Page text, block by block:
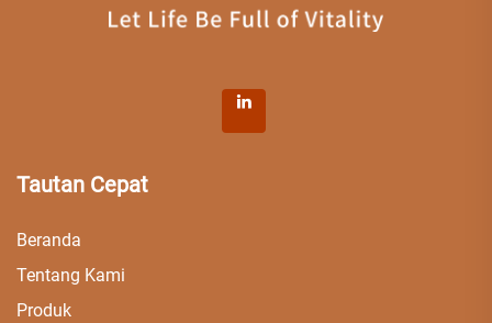
Tautan Cepat
Beranda
Tentang Kami
Produk